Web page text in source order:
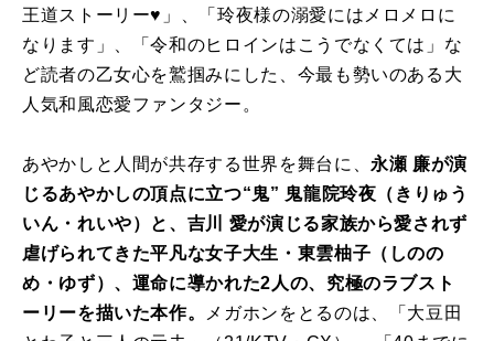
王道ストーリー♥ 」、「玲夜様の溺愛にはメロメロに
なります」、「令和のヒロインはこうでなくては」な
ど読者の乙女心を鷲掴みにした、今最も勢いのある大
人気和風恋愛ファンタジー。
あやかしと人間が共存する世界を舞台に、 永瀬 廉が演
じるあやかしの頂点に立つ“鬼” 鬼龍院玲夜（きりゅう
いん・れいや）と、吉川 愛が演じる家族から愛されず
虐げられてきた平凡な女子大生・東雲柚子（しのの
め・ゆず）、運命に導かれた2 人の、究極のラブスト
ーリーを描いた本作。
メガホンをとるのは、「大豆田